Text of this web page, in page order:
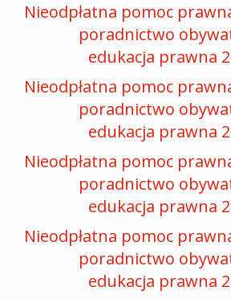
Nieodpłatna pomoc
poradnictwo
edukacja prawna
Nieodpłatna pomoc
poradnictwo
edukacja prawna
Nieodpłatna pomoc
poradnictwo
edukacja prawna
Nieodpłatna pomoc
poradnictwo
edukacja prawna